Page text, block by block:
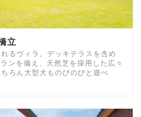
立
るヴィラ。デッキテラスを含め
ンを備え、天然芝を採用した広々
ろん大型犬ものびのびと遊べ